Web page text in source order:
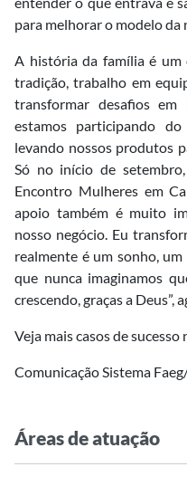
para melhorar o modelo da
A história da família é um
tradição, trabalho em
transformar desafios em
estamos participando
levando nossos produtos
Só no início de
Encontro Mulheres em
apoio também é muito
nosso negócio. Eu
realmente é um sonho,
que nunca imaginamos
crescendo, graças a Deus”,
Veja mais casos de sucesso
Comunicação Sistema
Áreas de atuação